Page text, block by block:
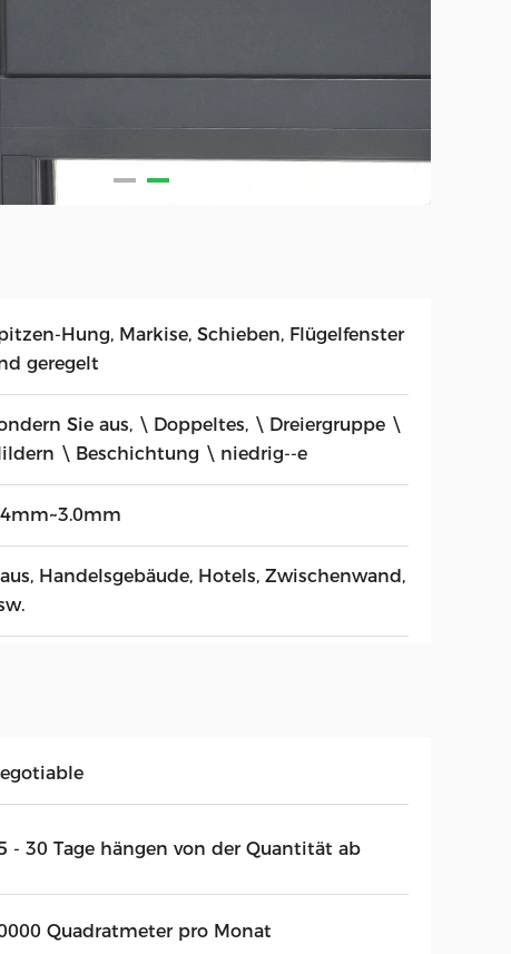
Hung, Markise, Schieben, Flügelfenster
geregelt
Sie aus, \ Doppeltes, \ Dreiergruppe \
\ Beschichtung \ niedrig--e
Handelsgebäude, Hotels, Zwischenwand,
- 30 Tage hängen von der Quantität ab
Quadratmeter pro Monat